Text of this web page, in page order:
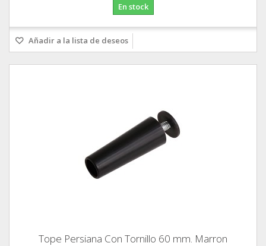
En stock
Añadir a la lista de deseos
Tope Persiana Con Tornillo 60 mm. Marron